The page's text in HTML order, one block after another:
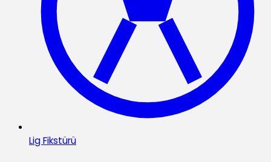
Lig Fikstürü